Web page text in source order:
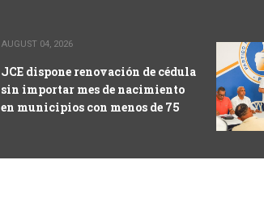
AUGUST 04, 2026
JCE dispone renovación de cédula
sin importar mes de nacimiento
en municipios con menos de 75